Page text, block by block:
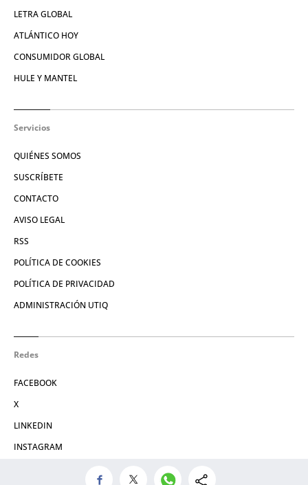
LETRA GLOBAL
ATLÁNTICO HOY
CONSUMIDOR GLOBAL
HULE Y MANTEL
Servicios
QUIÉNES SOMOS
SUSCRÍBETE
CONTACTO
AVISO LEGAL
RSS
POLÍTICA DE COOKIES
POLÍTICA DE PRIVACIDAD
ADMINISTRACIÓN UTIQ
Redes
FACEBOOK
X
LINKEDIN
INSTAGRAM